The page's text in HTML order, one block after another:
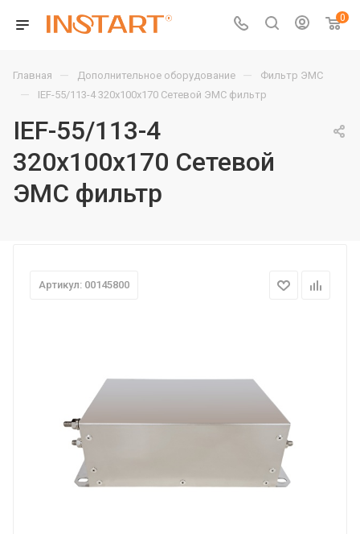
0
Главная — Дополнительное оборудование — Фильтр ЭМС
— IEF-55/113-4 320х100х170 Сетевой ЭМС фильтр
IEF-55/113-4
320х100х170 Сетевой
ЭМС фильтр
Артикул: 00145800